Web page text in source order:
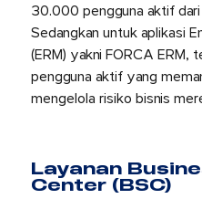
30.000 pengguna aktif
Sedangkan untuk aplikasi
(ERM) yakni FORCA
pengguna aktif yang
mengelola risiko bisnis
Layanan
Center (BSC)